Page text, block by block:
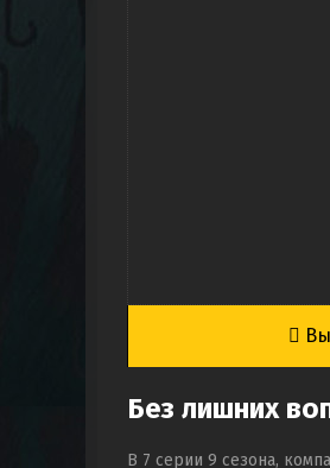
Без лишних
В 7 серии 9 сезона,